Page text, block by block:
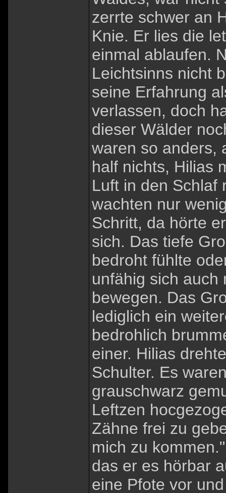
zerrte schwer an
Knie. Er lies die
einmal ablaufen.
Leichtsinns nicht
seine Erfahrung
verlassen, doch
dieser Wälder
waren so anders,
half nichts, Hilias
Luft in den Schlaf
wachten nur
Schritt, da hörte
sich. Das tiefe
bedroht fühlte
unfähig sich auch
bewegen. Das
lediglich ein
bedrohlich
einer. Hilias
Schulter. Es
grauschwarz
Leftzen
Zähne frei zu
mich zu
das er es hörbar
eine Pfote vor